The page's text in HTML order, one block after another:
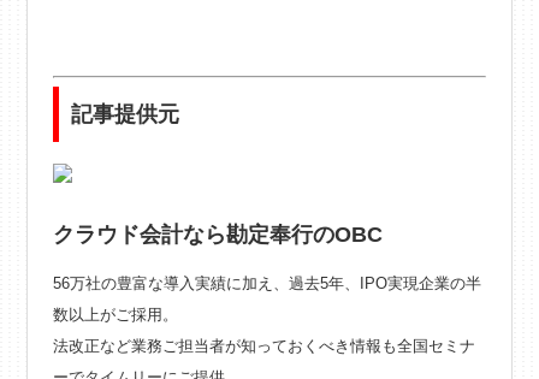
記事提供元
クラウド会計なら勘定奉行のOBC
56万社の豊富な導入実績に加え、過去5年、IPO実現企業の半
数以上がご採用。
法改正など業務ご担当者が知っておくべき情報も全国セミナ